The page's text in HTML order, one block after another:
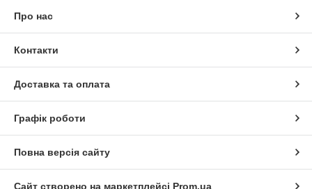
Про нас
Контакти
Доставка та оплата
Графік роботи
Повна версія сайту
Сайт створено на маркетплейсі Prom.ua